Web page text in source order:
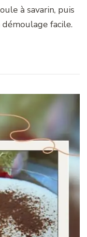
à savarin, puis
facile.